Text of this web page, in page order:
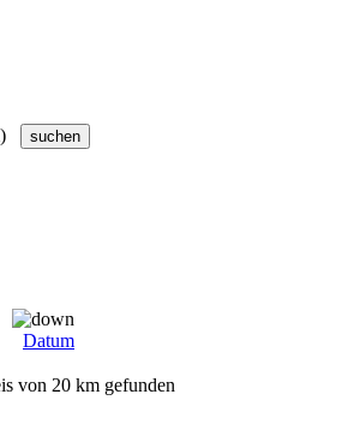
Datum
von 20 km gefunden